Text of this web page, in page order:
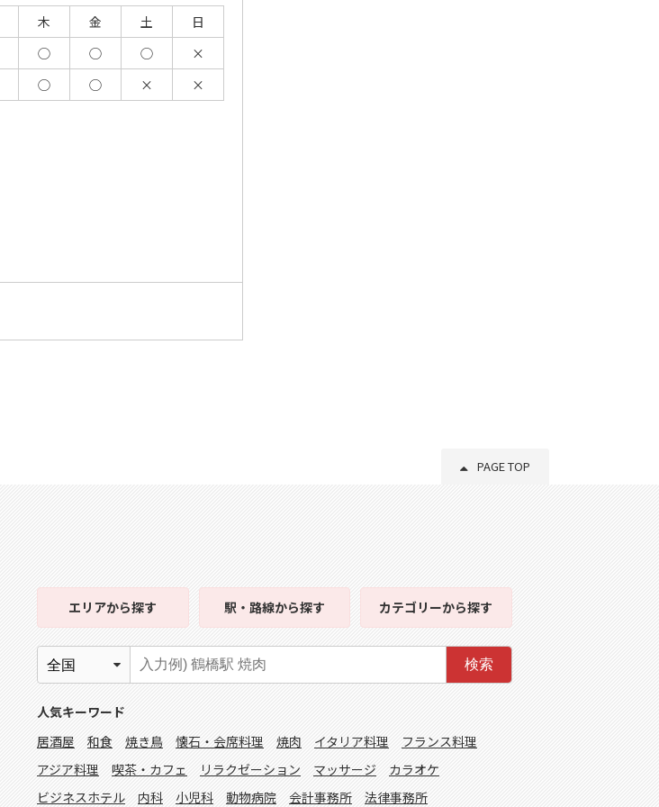
木 金 土
日
◯ ◯ ◯
×
◯ ◯ ×
×
PAGE TOP
エリアから探す 駅・路線から探す カテゴリーから探す
検索
人気キーワード
居酒屋
和食 焼き鳥 懐石・会席料理 焼肉 イタリア料理
フランス料理
アジア料理
喫茶・カフェ リラクゼーション マッサージ
カラオケ
ビジネスホテル
内科 小児科 動物病院 会計事務所 法律事務所